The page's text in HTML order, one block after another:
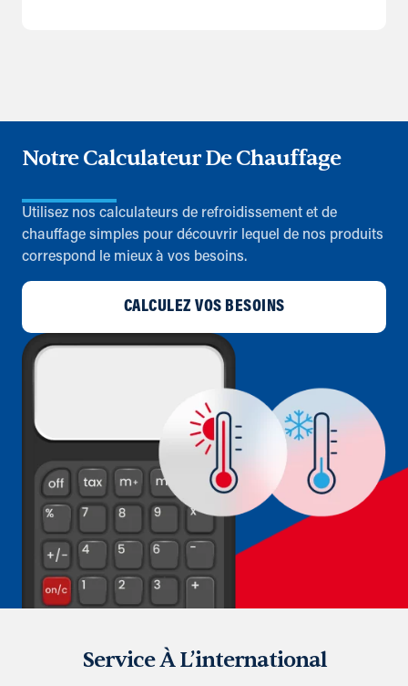
Notre Calculateur De Chauffage
Utilisez nos calculateurs de refroidissement et de
chauffage simples pour découvrir lequel de nos produits
correspond le mieux à vos besoins.
CALCULEZ VOS BESOINS
Service À L’international